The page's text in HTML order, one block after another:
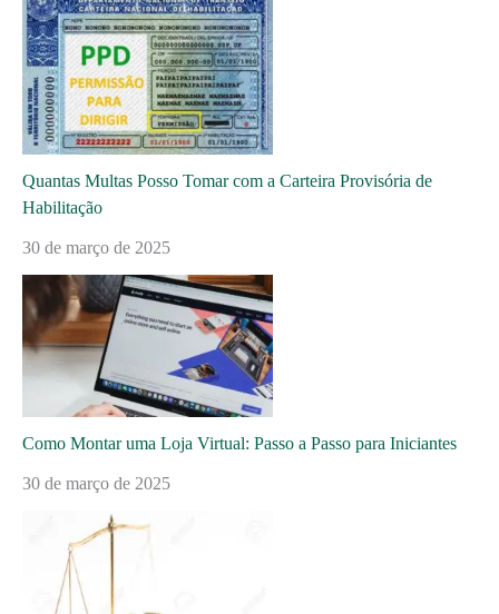
Quantas Multas Posso Tomar com a Carteira Provisória de
Habilitação
30 de março de 2025
Como Montar uma Loja Virtual: Passo a Passo para Iniciantes
30 de março de 2025